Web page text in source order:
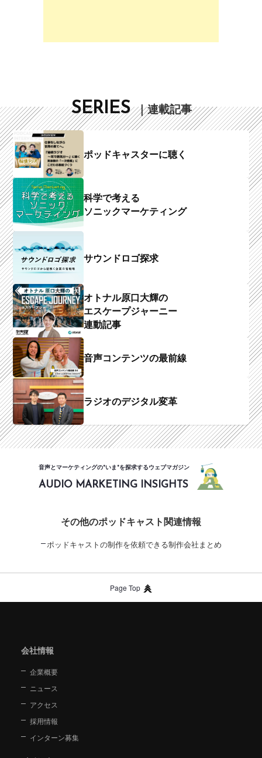
SERIES ｜連載記事
ポッドキャスターに聴く
科学で考える
ソニックマーケティング
サウンドロゴ探求
オトナル原口大輝の
エスケープジャーニー
連動記事
音声コンテンツの最前線
ラジオのデジタル変革
音声とマーケティングの"いま"を探求するウェブマガジン
AUDIO MARKETING INSIGHTS
その他のポッドキャスト関連情報
ポッドキャストの制作を依頼できる制作会社まとめ
Page Top
会社情報
企業概要
ニュース
アクセス
採用情報
インターン募集